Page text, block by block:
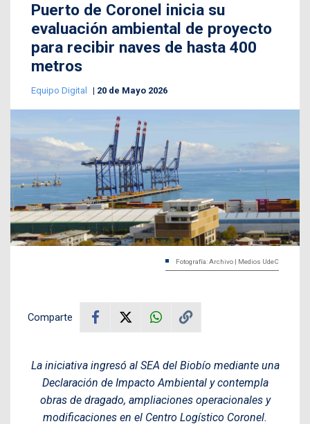
Puerto de Coronel inicia su
evaluación ambiental de proyecto
para recibir naves de hasta 400
metros
Equipo Digital 20 de Mayo 2026
Fotografía: Archivo | Medios UdeC
Comparte
La iniciativa ingresó al SEA del Biobío mediante una
Declaración de Impacto Ambiental y contempla
obras de dragado, ampliaciones operacionales y
modificaciones en el Centro Logístico Coronel.